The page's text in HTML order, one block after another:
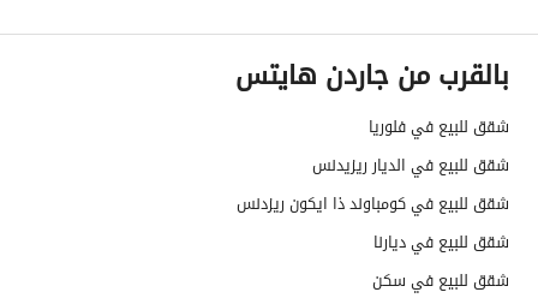
بالقرب من جاردن هايتس
شقق للبيع في فلوريا
شقق للبيع في الديار ريزيدنس
شقق للبيع في كومباوند ذا ايكون ريزدنس
شقق للبيع في ديارنا
شقق للبيع في سكن